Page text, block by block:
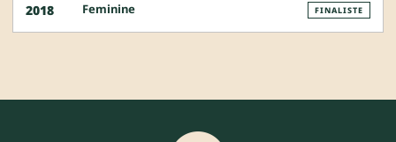
2018 Feminine FINALISTE